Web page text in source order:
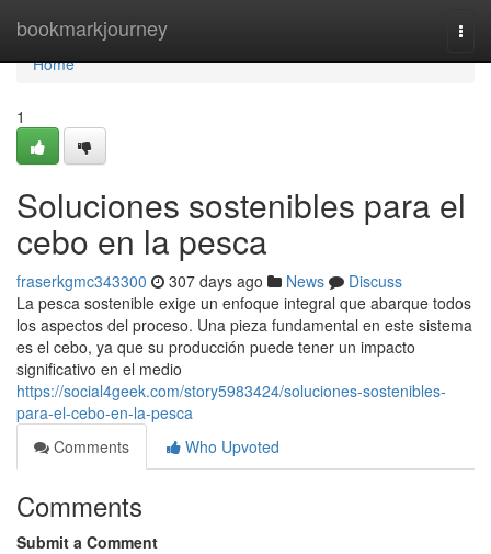
bookmarkjourney
Home
Home
1
Soluciones sostenibles para el
cebo en la pesca
fraserkgmc343300 307 days ago News
Discuss
La pesca sostenible exige un enfoque integral que abarque todos
los aspectos del proceso. Una pieza fundamental en este sistema
es el cebo, ya que su producción puede tener un impacto
significativo en el medio
https://social4geek.com/story5983424/soluciones-sostenibles-
para-el-cebo-en-la-pesca
Comments
Who Upvoted
Comments
Submit a Comment